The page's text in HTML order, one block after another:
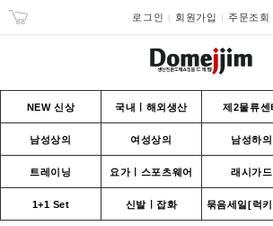
로그인 회원가입 주문조회
NEW 신상 국내ㅣ해외생산 제2물류센
남성상의 여성상의 남성하의
트레이닝 요가ㅣ스포츠웨어 래시가드
1+1 Set 신발ㅣ잡화 묶음세일[럭